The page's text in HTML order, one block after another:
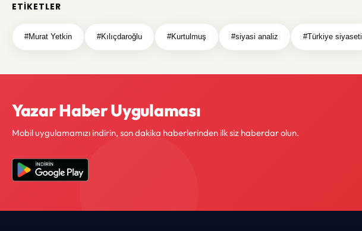
ETIKETLER
#Murat Yetkin #Kılıçdaroğlu #Kurtulmuş #siyasi analiz #Türkiye siyaseti
Yazar Haber Uygulaması
Mobil uygulamamızı indirin, son dakika haberlerinden ilk siz haberdar olun.